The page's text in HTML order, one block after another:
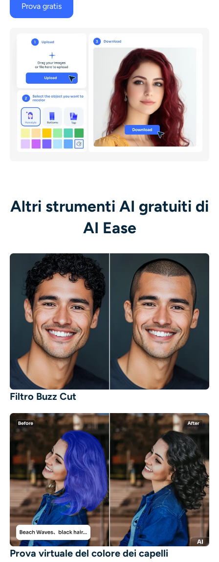
Prova gratis
Altri strumenti AI gratuiti di
AI Ease
Filtro Buzz Cut
Prova virtuale del colore dei capelli